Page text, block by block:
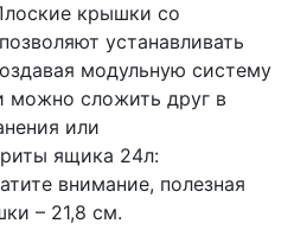
крышки со
устанавливать
модульную систему
можно сложить друг в
или
ящика 24л:
внимание, полезная
– 21,8 см.